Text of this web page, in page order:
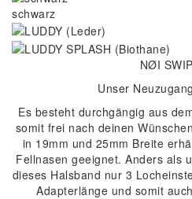
schwarz
NØI
Unser
Es besteht durchgängig aus
somit frei nach deinen
in 19mm und 25mm Breite
Fellnasen geeignet. Anders als
dieses Halsband nur 3
Adapterlänge und somit